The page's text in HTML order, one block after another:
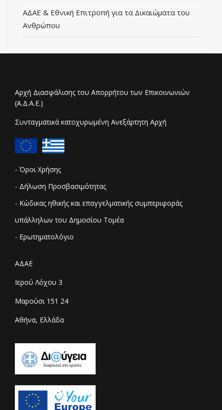
ΑΔΑΕ & Εθνική Επιτροπή για τα Δικαιώματα του
Ανθρώπου
Αρχή Διασφάλισης του Απορρήτου των Επικοινωνιών
(Α.Δ.Α.Ε.)
Συνταγματικά κατοχυρωμένη Ανεξάρτητη Αρχή
- Όροι Χρήσης
- Δήλωση Προσβασιμότητας
- Κώδικας ηθικής και επαγγελματικής συμπεριφοράς
υπάλληλων του Δημοσίου Τομέα
- Ερωτηματολόγιο
ΑΔΑΕ
Ιερού Λόχου 3
Μαρούσι 151 24
Αθήνα, Ελλάδα